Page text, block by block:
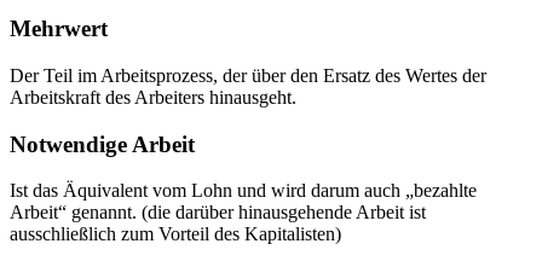
Mehrwert
Der Teil im Arbeitsprozess, der über den Ersatz des Wertes der
Arbeitskraft des Arbeiters hinausgeht.
Notwendige Arbeit
Ist das Äquivalent vom Lohn und wird darum auch „bezahlte
Arbeit“ genannt. (die darüber hinausgehende Arbeit ist
ausschließlich zum Vorteil des Kapitalisten)